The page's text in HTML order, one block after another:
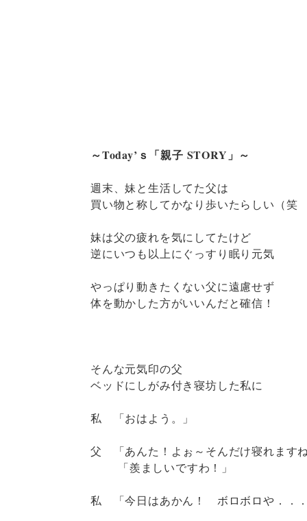
～Today’ｓ「親子 STORY」～
週末、妹と生活してた父は
買い物と称してかなり歩いたらしい（笑
妹は父の疲れを気にしてたけど
逆にいつも以上にぐっすり眠り元気
やっぱり動きたくない父に遠慮せず
体を動かした方がいいんだと確信！
そんな元気印の父
ベッドにしがみ付き寝坊した私に
私 「おはよう。」
父 「あんた！よぉ～そんだけ寝れますね
「羨ましいですわ！」
私 「今日はあかん！ ボロボロや．．．